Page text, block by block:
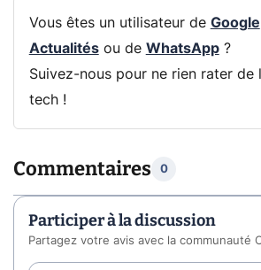
Vous êtes un utilisateur de Google
Actualitésou de WhatsApp?
Suivez-nous pour ne rien rater de
tech !
Commentaires 0
Participer à la discussion
Partagez votre avis avec la communauté